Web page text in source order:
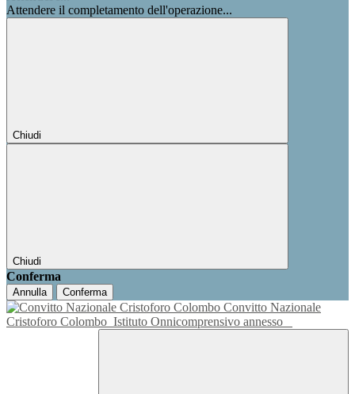
Attendere il completamento dell'operazione...
Chiudi
Chiudi
Conferma
Annulla Conferma
Convitto Nazionale
Cristoforo Colombo Istituto Onnicomprensivo annesso